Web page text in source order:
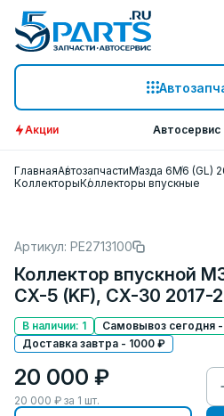
Акции Автосервис
ГлавнаяАвтозапчастиМазда 6M6 (GL)
КоллекторыКоллекторы впускные
Артикул: PE2713100
Коллектор впускной
CX-5 (KF), CX-30 2017-
В наличии: 1
Самовывоз сегодня
Доставка завтра - 1000 ₽
20 000 ₽
20 000 ₽ за 1 шт.